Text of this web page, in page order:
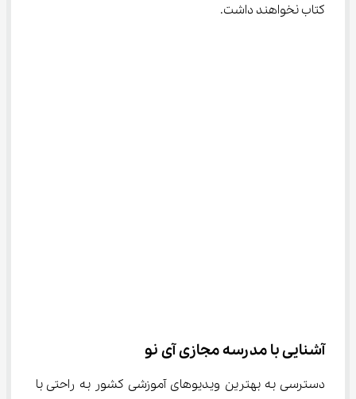
کتاب نخواهند داشت.
آشنایی با مدرسه مجازی آی نو
دسترسی به بهترین ویدیوهای آموزشی کشور به راحتی با